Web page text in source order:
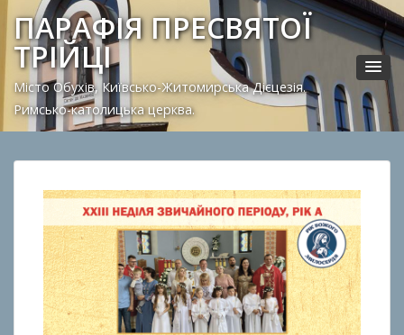
ПАРАФІЯ ПРЕСВЯТОЇ
ТРІЙЦІ
Місто Обухів, Київсько-Житомирська Дієцезія.
Римсько-католицька церква.